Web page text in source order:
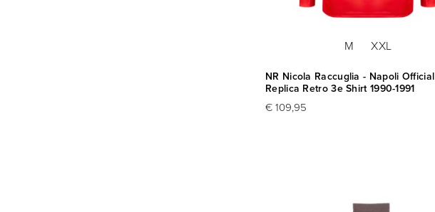
M XXL
NR Nicola Raccuglia - Napoli Official
Replica Retro 3e Shirt 1990-1991
€ 109,95